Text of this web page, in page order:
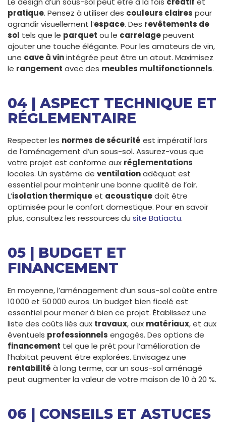
pratique. Pensez à utiliser des couleurs claires pour
agrandir visuellement l’espace. Des revêtements de
sol tels que le parquet ou le carrelagepeuvent
ajouter une touche élégante. Pour les amateurs de vin,
une cave à vinintégrée peut être un atout. Maximisez
le rangement avec des meubles multifonctionnels.
04 | ASPECT TECHNIQUE ET
RÉGLEMENTAIRE
Respecter les normes de sécurité est impératif lors
de l’aménagement d’un sous-sol. Assurez-vous que
votre projet est conforme aux réglementations
locales. Un système de ventilationadéquat est
essentiel pour maintenir une bonne qualité de l’air.
L’isolation thermiqueet acoustiquedoit être
optimisée pour le confort domestique. Pour en savoir
plus, consultez les ressources du site Batiactu.
05 | BUDGET ET
FINANCEMENT
En moyenne, l’aménagement d’un sous-sol coûte entre
10 000 et 50 000 euros. Un budget bien ficelé est
essentiel pour mener à bien ce projet. Établissez une
liste des coûts liés aux travaux, aux matériaux, et aux
éventuels professionnels engagés. Des options de
financement tel que le prêt pour l’amélioration de
l’habitat peuvent être explorées. Envisagez une
rentabilité à long terme, car un sous-sol aménagé
peut augmenter la valeur de votre maison de 10 à 20 %.
06 | CONSEILS ET ASTUCES